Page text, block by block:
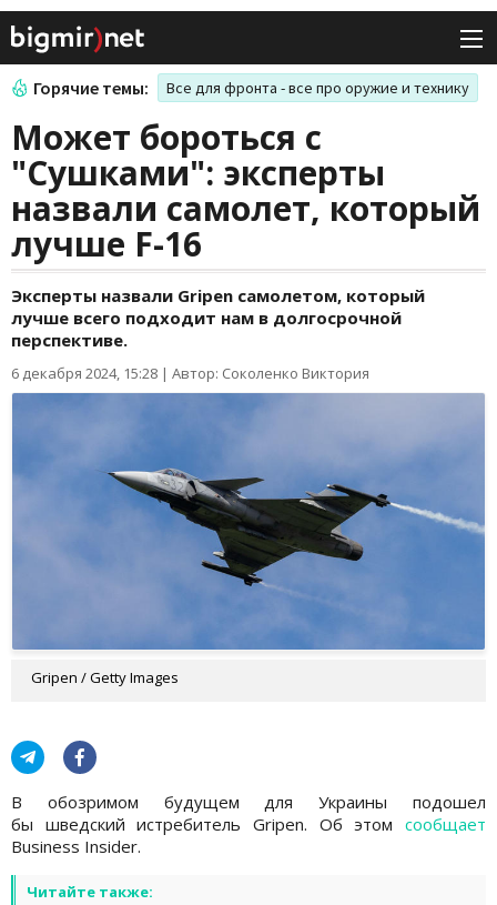
Горячие темы: Все для фронта - все про оружие и технику
Может бороться с
"Сушками": эксперты
назвали самолет, который
лучше F-16
Эксперты назвали Gripen самолетом, который
лучше всего подходит нам в долгосрочной
перспективе.
6 декабря 2024, 15:28 | Автор: Соколенко Виктория
Gripen / Getty Images
В обозримом будущем для Украины подошел
бы шведский истребитель Gripen. Об этом сообщает
Business Insider.
Читайте также: